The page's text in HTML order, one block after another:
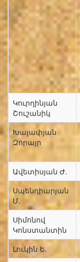
Կուրղինյան
Շուշանիկ
Խալափյան
Զորայր
Ավետիսյան Ժ.
Սպենդիարյան
Մ.
Սիմոնով
Կոնստանտին
Լուկին Ե.